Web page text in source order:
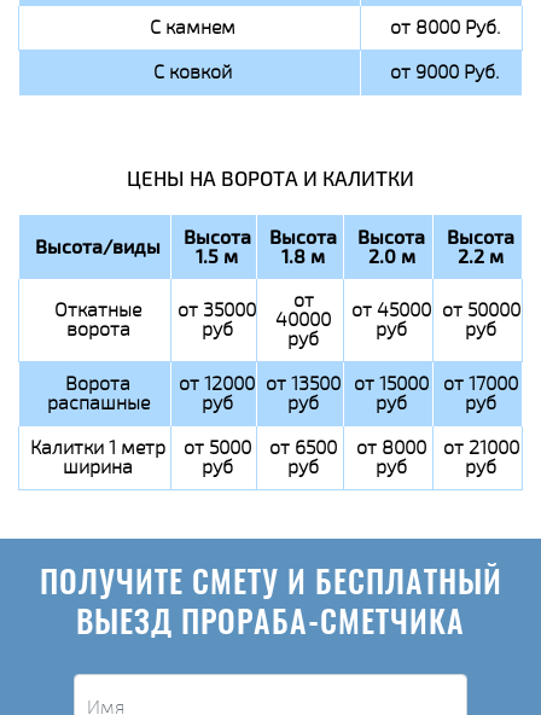
С камнем
от 8000 Руб.
С ковкой
от 9000 Руб.
ЦЕНЫ НА ВОРОТА И КАЛИТКИ
Высота/виды Высота
1.5 м
Высота
1.8 м
Высота
2.0 м
Высота
2.2 м
Откатные
ворота
от 35000
руб
от
40000
руб
от 45000
руб
от 50000
руб
Ворота
распашные
от 12000
руб
от 13500
руб
от 15000
руб
от 17000
руб
Калитки 1 метр
ширина
от 5000
руб
от 6500
руб
от 8000
руб
от 21000
руб
ПОЛУЧИТЕ СМЕТУ И БЕСПЛАТНЫЙ
ВЫЕЗД ПРОРАБА-СМЕТЧИКА